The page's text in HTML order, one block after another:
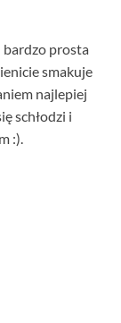
bardzo prosta
smakuje
najlepiej
schłodzi i
:).